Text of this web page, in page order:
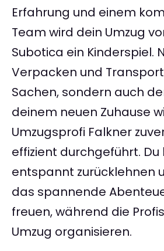
Erfahrung und einem
Team wird dein Umzug
Subotica ein Kinderspiel.
Verpacken und
Sachen, sondern auch
deinem neuen Zuhause
Umzugsprofi Falkner
effizient durchgeführt.
entspannt zurücklehnen
das spannende
freuen, während die
Umzug organisieren.